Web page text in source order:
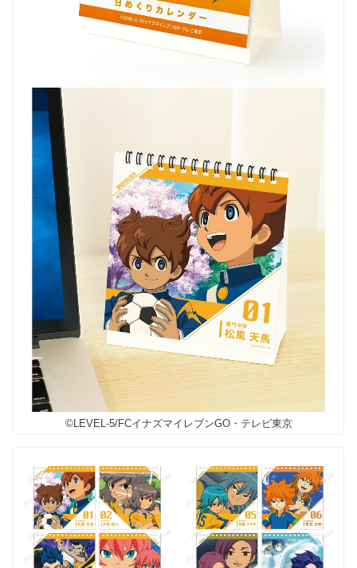
©LEVEL-5/FCイナズマイレブンGO・テレビ東京